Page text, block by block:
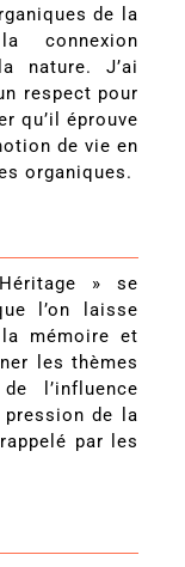
de la
connexion
nature. J’ai
respect pour
qu’il éprouve
de vie en
organiques.
» se
l’on laisse
mémoire et
les thèmes
l’influence
de la
par les